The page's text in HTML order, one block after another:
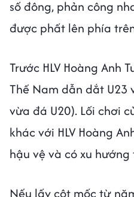
số đông, phản công
được phất lên phía
Trước HLV Hoàng Anh
Thế Nam dẫn dắt U23
vừa đá U20). Lối chơi
khác với HLV Hoàng
hậu vệ và có xu
Nếu lấy cột mốc từ